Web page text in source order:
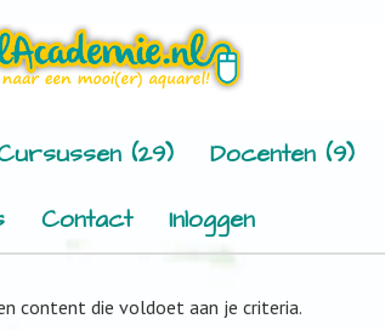
(29) Docenten (9)
Contact Inloggen
content die voldoet aan je criteria.